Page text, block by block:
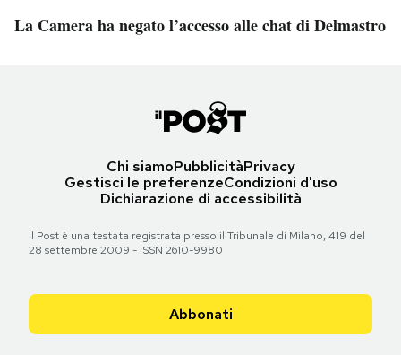
La Camera ha negato l’accesso alle chat di Delmastro
Chi siamoPubblicitàPrivacy
Gestisci le preferenzeCondizioni d'uso
Dichiarazione di accessibilità
Il Post è una testata registrata presso il Tribunale di Milano, 419 del
28 settembre 2009 - ISSN 2610-9980
Abbonati